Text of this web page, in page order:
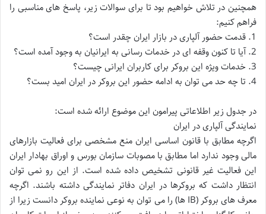
همچنین در تلاش خواهیم بود تا برای سوالات زیر، پاسخ های مناسبی را
فراهم کنیم:
1. قدمت حضور آلپاری در بازار ایران چقدر است؟
2. آیا تا کنون وقفه ای در خدمات رسانی به ایرانیان به وجود آمده است؟
3. خدمات ویژه این بروکر برای کاربران ایرانی چیست؟
4. تا چه حد می توان به ادامه حضور این بروکر در ایران امید بست؟
در جدول زیر اطلاعاتی پیرامون این موضوع ارائه شده است:
نمایندگی آلپاری در ایران
اگرچه مطابق با قانون اساسی ایران منع مشخصی برای فعالیت بازارهای
مالی وجود ندارد اما مطابق با مصوبات سازمان بورس و اوراق بهادار ایران
این فعالیت غیر قانونی تشخیص داده شده است. از این رو نمی توان
انتظار داشت که بروکرها در ایران دفاتر نمایندگی داشته باشند. اگرچه
معرف های بروکر (IB ها) را می توان به نوعی نماینده بروکر دانست زیرا از